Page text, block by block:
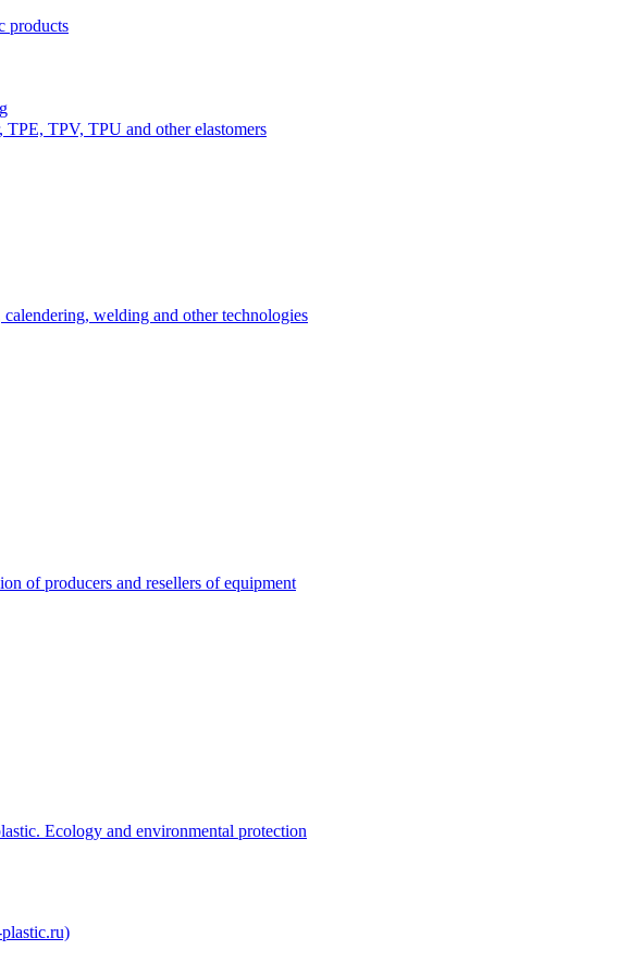
products
TPV, TPU and other elastomers
welding and other technologies
of producers and resellers of equipment
Ecology and environmental protection